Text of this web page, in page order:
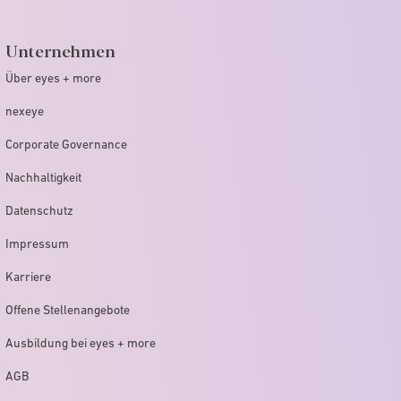
Unternehmen
Über eyes + more
nexeye
Corporate Governance
Nachhaltigkeit
Datenschutz
Impressum
Karriere
Offene Stellenangebote
Ausbildung bei eyes + more
AGB